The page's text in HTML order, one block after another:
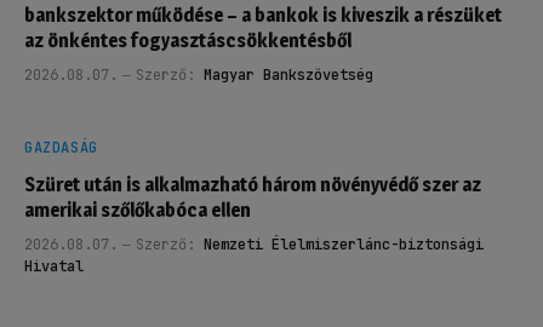
bankszektor működése – a bankok is kiveszik a részüket
az önkéntes fogyasztáscsökkentésből
2026.08.07. Szerző: Magyar Bankszövetség
GAZDASÁG
Szüret után is alkalmazható három növényvédő szer az
amerikai szőlőkabóca ellen
2026.08.07. Szerző: Nemzeti Élelmiszerlánc-biztonsági
Hivatal